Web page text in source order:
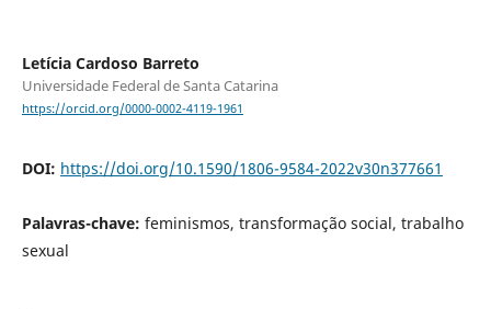
Letícia Cardoso Barreto
Universidade Federal de Santa Catarina
https://orcid.org/0000-0002-4119-1961
DOI: https://doi.org/10.1590/1806-9584-2022v30n377661
Palavras-chave: feminismos, transformação social, trabalho
sexual